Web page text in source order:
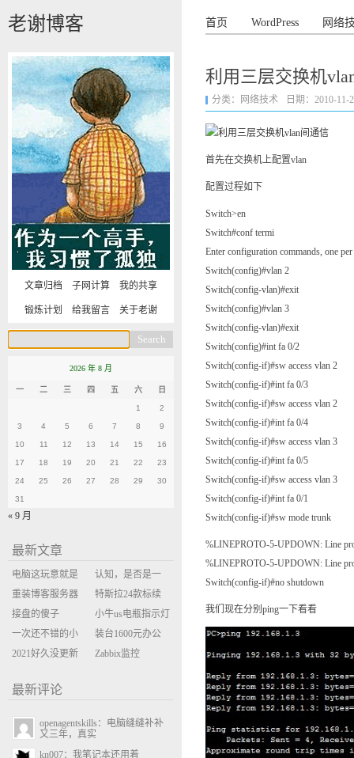
老谢博客 首页 WordPress 网络
利用三层交换机
分类： 网络技术 日期：2010-11-
首先在交换机上配置vlan
配置过程如下
Switch>en
Switch#conf termi
Enter configuration commands, one
Switch(config)#vlan 2
Switch(config-vlan)#exit
Switch(config)#vlan 3
Switch(config-vlan)#exit
Switch(config)#int fa 0/2
Switch(config-if)#sw access vlan 2
Switch(config-if)#int fa 0/3
Switch(config-if)#sw access vlan 2
Switch(config-if)#int fa 0/4
Switch(config-if)#sw access vlan 3
Switch(config-if)#int fa 0/5
Switch(config-if)#sw access vlan 3
Switch(config-if)#int fa 0/1
Switch(config-if)#sw mode trunk
%LINEPROTO-5-UPDOWN: Line
%LINEPROTO-5-UPDOWN: Line
Switch(config-if)#no shutdown
我们现在分别ping一下看看
文章归档 子网计算 我的共享
锻炼计划 给我留言 关于老谢
2026 年 8 月
一 二 三 四 五 六 日
1 2
3 4 5 6 7 8 9
10 11 12 13 14 15 16
17 18 19 20 21 22 23
24 25 26 27 28 29 30
31
« 9 月
最新文章
电脑这玩意就是
缝缝补补的事
认知，是否是一
座大山？当架构
决策变成配置清
单比价
重装博客服务器
环境
特斯拉24款标续
Model Y 2万公里
使用体验
接盘的傻子
小牛us电瓶指示灯
闪三次不上电
一次还不错的小
米售后体验
装台1600元办公
主机
2021好久没更新
Zabbix监控
最新评论
openagentskills：电脑缝缝补补
又三年，真实
kn007：我笔记本还用着